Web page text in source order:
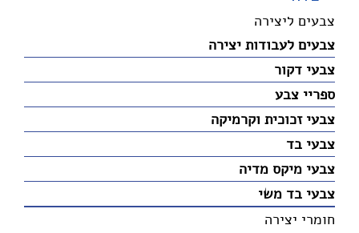
צבעים ליצירה
צבעים לעבודות יצירה
צבעי דקור
ספריי צבע
צבעי זכוכית וקרמיקה
צבעי בד
צבעי מיקס מדיה
צבעי בד משי
חומרי יצירה